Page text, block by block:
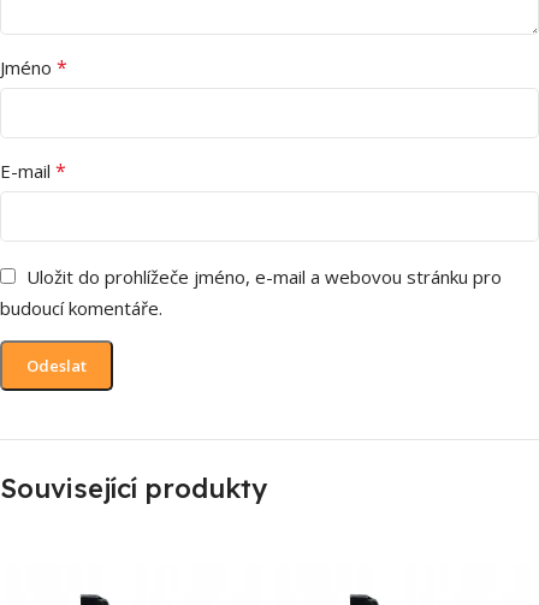
Jméno *
E-mail *
Uložit do prohlížeče jméno, e-mail a webovou stránku pro
budoucí komentáře.
Související produkty